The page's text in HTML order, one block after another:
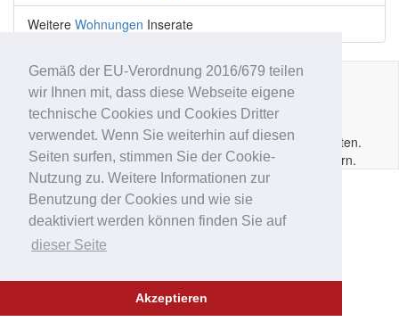
Gemäß der EU-Verordnung 2016/679 teilen
wir Ihnen mit, dass diese Webseite eigene
technische Cookies und Cookies Dritter
verwendet. Wenn Sie weiterhin auf diesen
Seiten surfen, stimmen Sie der Cookie-
Nutzung zu. Weitere Informationen zur
Benutzung der Cookies und wie sie
deaktiviert werden können finden Sie auf
dieser Seite
Akzeptieren
Weitere Wohnungen Inserate
Impressum| Datenschutz|AGB|Kontakt|Hilfe
IT02 621350210
Copyright © 2014 - 2026 Immobar.it. Alle Rechte vorbehalten.
Ausgewiesene Marken gehören den jeweiligen Eigentümern.